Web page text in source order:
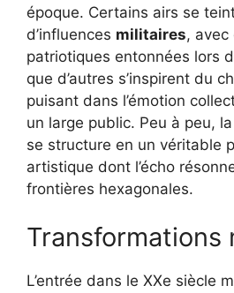
époque. Certains airs se
d’influences militaires, avec
patriotiques entonnées lors
que d’autres s’inspirent du
puisant dans l’émotion
un large public. Peu à peu,
se structure en un véritable
artistique dont l’écho
frontières hexagonales.
Transformations
L’entrée dans le XXe siècle